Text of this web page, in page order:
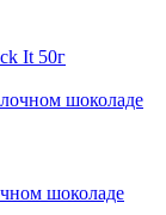
It 50г
шоколаде